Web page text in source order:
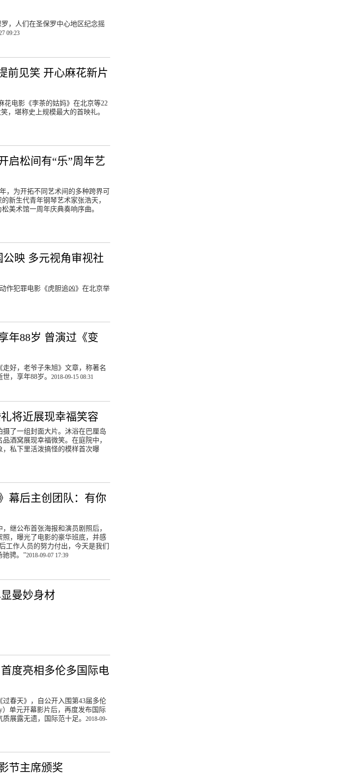
，人们在圣保罗中心地区纪念摇
09:23
前见笑 开心麻花新片
花电影《李茶的姑妈》在北京等22
，堪称史上规模最大的首映礼。
启松间有“乐”周年艺
，为开拓不同艺术间的多种跨界可
新生代青年钢琴艺术家张浩天，
美术馆一周年庆典奏响序曲。
公映 多元视角审视社
作犯罪电影《虎胆追凶》在北京举
年88岁 曾演过《变
好，老爷子朱旭》文章，称著名
，享年88岁。 2018-09-15 08:31
将近展现幸福笑容
了一组封面大片。沐浴在巴厘岛
酒窝展现幸福微笑。在庭院中，
私下里活泼搞怪的模样首次曝
幕后主创团队：有你
继公布首张海报和演员剧照后，
，曝光了电影的豪华班底，并感
工作人员的努力付出，今天是我们
驰骋。”2018-09-07 17:39
曼妙身材
度亮相多伦多国际电
春天》，自公开入围第43届多伦
）单元开幕影片后，再度发布国际
展露无遗，国际范十足。 2018-09-
节主席颁奖